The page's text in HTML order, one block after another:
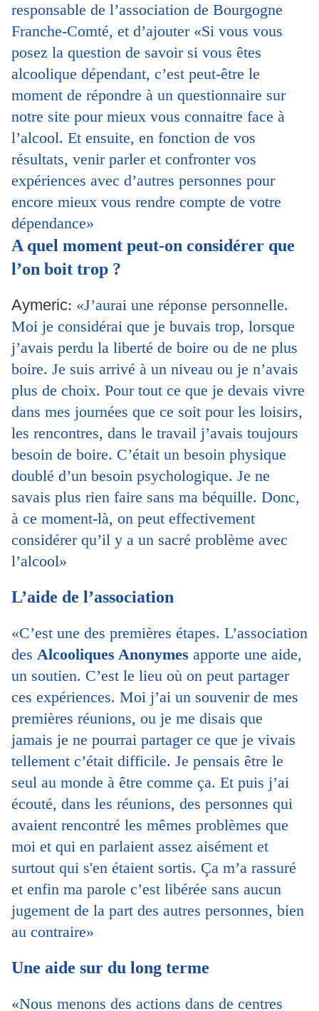
responsable de l’association de Bourgogne
Franche-Comté, et d’ajouter «Si vous vous
posez la question de savoir si vous êtes
alcoolique dépendant, c’est peut-être le
moment de répondre à un questionnaire sur
notre site pour mieux vous connaitre face à
l’alcool. Et ensuite, en fonction de vos
résultats, venir parler et confronter vos
expériences avec d’autres personnes pour
encore mieux vous rendre compte de votre
dépendance»
A quel moment peut-on considérer que
l’on boit trop ?
Aymeric: «J’aurai une réponse personnelle.
Moi je considérai que je buvais trop, lorsque
j’avais perdu la liberté de boire ou de ne plus
boire. Je suis arrivé à un niveau ou je n’avais
plus de choix. Pour tout ce que je devais vivre
dans mes journées que ce soit pour les loisirs,
les rencontres, dans le travail j’avais toujours
besoin de boire. C’était un besoin physique
doublé d’un besoin psychologique. Je ne
savais plus rien faire sans ma béquille. Donc,
à ce moment-là, on peut effectivement
considérer qu’il y a un sacré problème avec
l’alcool»
L’aide de l’association
«C’est une des premières étapes. L’association
des Alcooliques Anonymes apporte une aide,
un soutien. C’est le lieu où on peut partager
ces expériences. Moi j’ai un souvenir de mes
premières réunions, ou je me disais que
jamais je ne pourrai partager ce que je vivais
tellement c’était difficile. Je pensais être le
seul au monde à être comme ça. Et puis j’ai
écouté, dans les réunions, des personnes qui
avaient rencontré les mêmes problèmes que
moi et qui en parlaient assez aisément et
surtout qui s'en étaient sortis. Ça m’a rassuré
et enfin ma parole c’est libérée sans aucun
jugement de la part des autres personnes, bien
au contraire»
Une aide sur du long terme
«Nous menons des actions dans de centres